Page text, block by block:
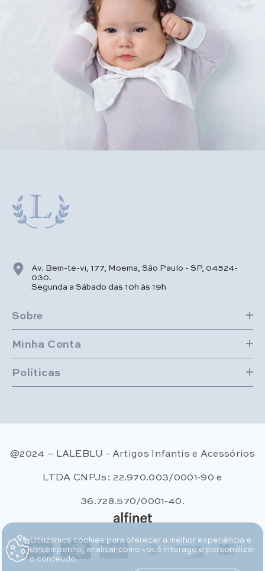
Av. Bem-te-vi, 177, Moema, São Paulo - SP, 04524-
030.
Segunda a Sábado das 10h às 19h
Sobre
Minha Conta
Políticas
@2024 – LALEBLU - Artigos Infantis e Acessórios
LTDA CNPJs: 22.970.003/0001-90 e
36.728.570/0001-40.
Métodos de pagamento
Utilizamos cookies para oferecer a melhor experiência e
desempenho, analisar como você interage e personalizar
o conteúdo.